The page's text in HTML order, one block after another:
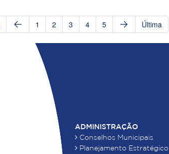
1 2 3 4 5 Última
ADMINISTRAÇÃO
Conselhos Municipais
Planejamento Estratégico